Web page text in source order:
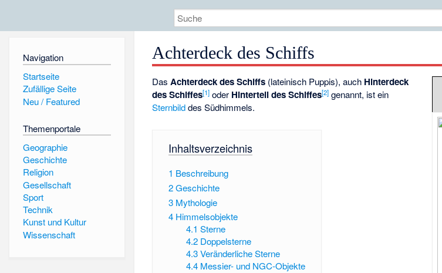
Navigation
Startseite
Zufällige Seite
Neu / Featured
Themenportale
Geographie
Geschichte
Religion
Gesellschaft
Sport
Technik
Kunst und Kultur
Wissenschaft
Achterdeck des Schiffs
DasAchterdeck des Schiffs (lateinisch Puppis), auch Hinterdeck
des Schiffes[1] oder Hinterteil des Schiffes[2] genannt, ist ein
Sternbilddes Südhimmels.
Inhaltsverzeichnis
1 Beschreibung
2Geschichte
3 Mythologie
4 Himmelsobjekte
4.1 Sterne
4.2 Doppelsterne
4.3 Veränderliche Sterne
4.4 Messier- und NGC-Objekte